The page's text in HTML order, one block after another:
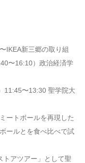
IKEA新三郷の取り組
〜16:10）政治経済学
11:45〜13:30 聖学院大
ートボールを再現した
ールとを食べ比べで試
トアツアー」として聖